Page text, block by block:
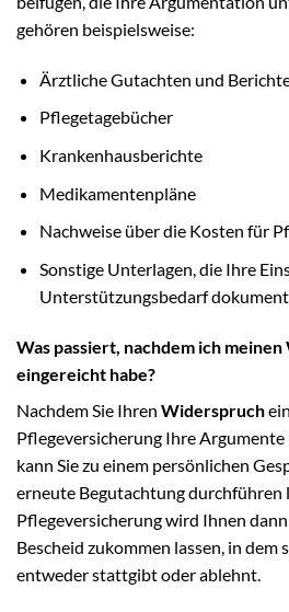
gehören beispielsweise:
Ärztliche Gutachten und
Pflegetagebücher
Krankenhausberichte
Medikamentenpläne
Nachweise über die Kosten für
Sonstige Unterlagen, die Ihre
Unterstützungsbedarf
Was passiert, nachdem ich
eingereicht habe?
Nachdem Sie Ihren Widerspruch
Pflegeversicherung Ihre Argumente
kann Sie zu einem persönlichen
erneute Begutachtung durchführen
Pflegeversicherung wird Ihnen
Bescheid zukommen lassen, in dem
entweder stattgibt oder ablehnt.